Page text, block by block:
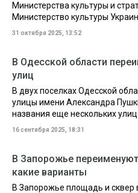
Министерства культуры и
Министерство культуры
31 октября 2025, 13:52
В Одесской области
улиц
В двух поселках Одесской
улицы имени Александра
названия еще нескольких
16 сентября 2025, 18:31
В Запорожье
какие варианты
В Запорожье площадь и сквер